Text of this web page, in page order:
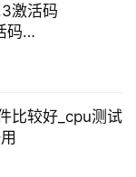
激活码
码
)
比较好_cpu测试